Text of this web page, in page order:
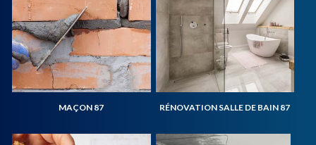
MAÇON 87 RÉNOVATION SALLE DE BAIN 87